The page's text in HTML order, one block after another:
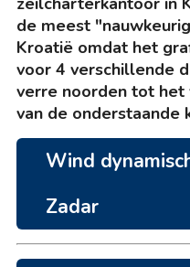
de meest
Kroatië omdat het
voor 4 verschillende
verre noorden tot het
van de onderstaande
Wind
Zadar